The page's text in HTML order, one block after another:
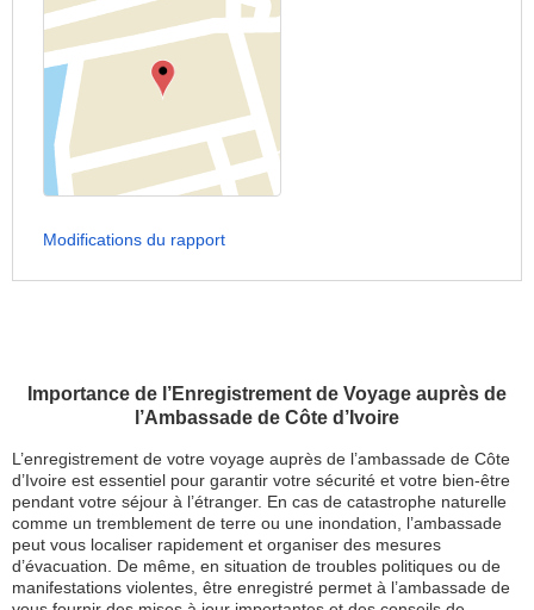
Importance de l’Enregistrement de Voyage auprès de
l’Ambassade de Côte d’Ivoire
L’enregistrement de votre voyage auprès de l’ambassade de Côte
d’Ivoire est essentiel pour garantir votre sécurité et votre bien-être
pendant votre séjour à l’étranger. En cas de catastrophe naturelle
comme un tremblement de terre ou une inondation, l’ambassade
peut vous localiser rapidement et organiser des mesures
d’évacuation. De même, en situation de troubles politiques ou de
manifestations violentes, être enregistré permet à l’ambassade de
Modifications du rapport